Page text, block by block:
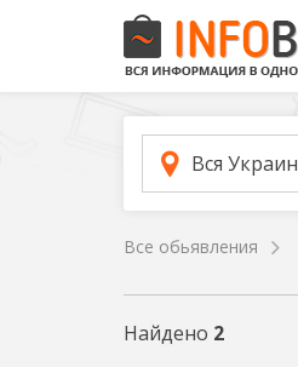
Вся
Все обьявления
Найдено 2